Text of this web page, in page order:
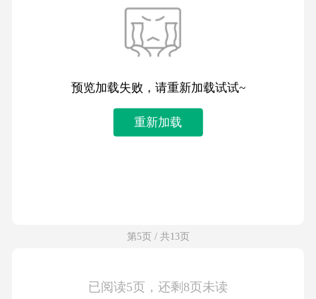
预览加载失败，请重新加载试试~
重新加载
第5页 / 共13页
已阅读5页，还剩8页未读